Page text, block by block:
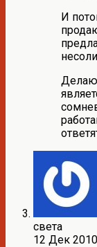
И
Делаю
света
12 Дек 2010